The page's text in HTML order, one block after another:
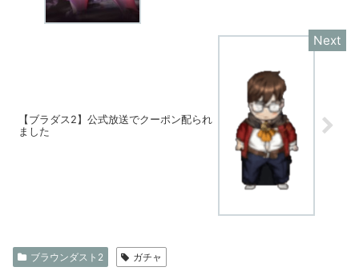
【ブラダス2】公式放送でクーポン配られ
ました
ブラウンダスト2 ガチャ